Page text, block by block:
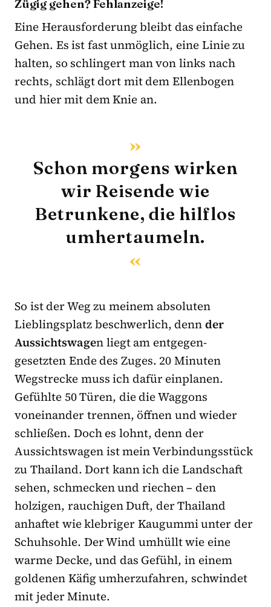
Zügig gehen? Fehlanzeige!
Eine Herausforderung bleibt das einfache
Gehen. Es ist fast unmöglich, eine Linie zu
halten, so schlingert man von links nach
rechts, schlägt dort mit dem Ellenbogen
und hier mit dem Knie an.
Schon morgens wirken
wir Reisende wie
Betrunkene, die hilflos
umhertaumeln.
So ist der Weg zu meinem absoluten
Lieblingsplatz beschwerlich, dennder
Aussichtswagen liegt am entgegen-
gesetzten Ende des Zuges. 20 Minuten
Wegstrecke muss ich dafür einplanen.
Gefühlte 50 Türen, die die Waggons
voneinander trennen, öffnen und wieder
schließen. Doch es lohnt, denn der
Aussichtswagen ist mein Verbindungsstück
zu Thailand. Dort kann ich die Landschaft
sehen, schmecken und riechen – den
holzigen, rauchigen Duft, der Thailand
anhaftet wie klebriger Kaugummi unter der
Schuhsohle. Der Wind umhüllt wie eine
warme Decke, und das Gefühl, in einem
goldenen Käfig umherzufahren, schwindet
mit jeder Minute.